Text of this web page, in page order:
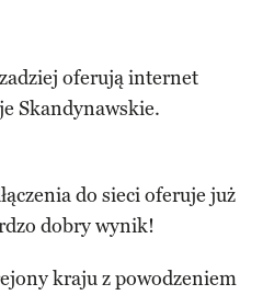
oferują internet
Skandynawskie.
do sieci oferuje już
dobry wynik!
kraju z powodzeniem